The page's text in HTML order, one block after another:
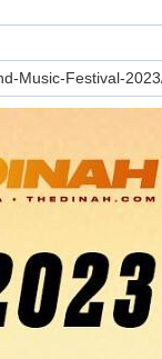
Music-Festival-